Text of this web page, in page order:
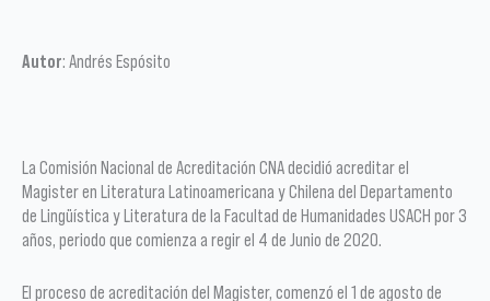
Autor: Andrés Espósito
La Comisión Nacional de Acreditación CNA decidió acreditar el
Magister en Literatura Latinoamericana y Chilena del Departamento
de Lingüística y Literatura de la Facultad de Humanidades USACH por 3
años, periodo que comienza a regir el 4 de Junio de 2020.
El proceso de acreditación del Magister, comenzó el 1 de agosto de